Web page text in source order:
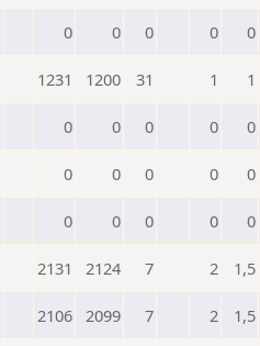
0 0 0 0 0
1231 1200 31 1 1
0 0 0 0 0
0 0 0 0 0
0 0 0 0 0
2131 2124 7 2 1,5
2106 2099 7 2 1,5